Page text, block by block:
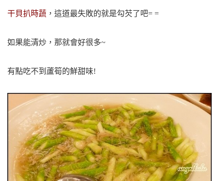
干貝扒時蔬 ，這道最失敗的就是勾芡了吧= =
如果能清炒，那就會好很多~
有點吃不到蘆筍的鮮甜味!